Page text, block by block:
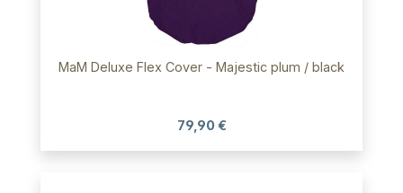
MaM Deluxe Flex Cover - Majestic plum / black
79,90 €